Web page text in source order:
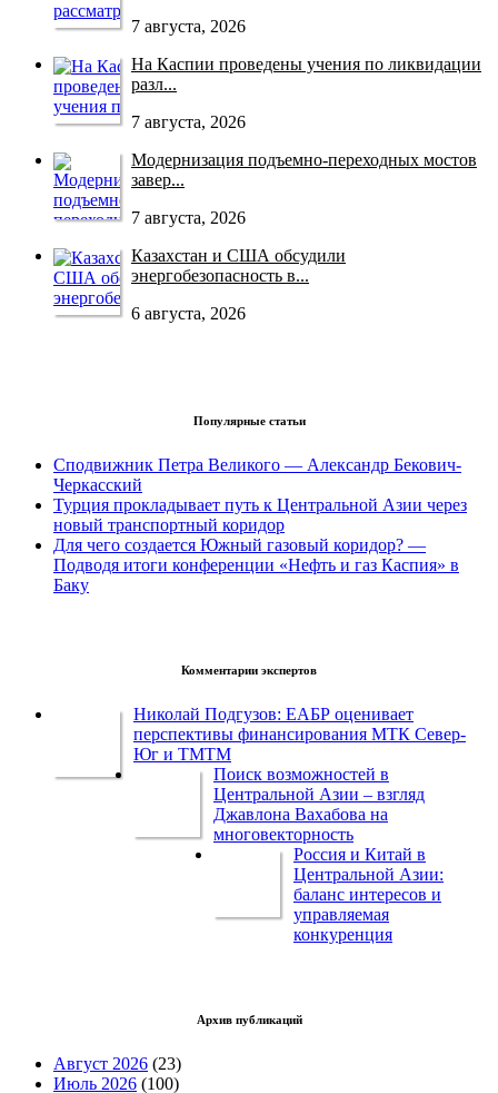
7 августа, 2026
На Каспии проведены учения по ликвидации
разл...
7 августа, 2026
Модернизация подъемно-переходных мостов
завер...
7 августа, 2026
Казахстан и США обсудили
энергобезопасность в...
6 августа, 2026
Популярные статьи
Сподвижник Петра Великого — Александр Бекович-
Черкасский
Турция прокладывает путь к Центральной Азии через
новый транспортный коридор
Для чего создается Южный газовый коридор? —
Подводя итоги конференции «Нефть и газ Каспия» в
Баку
Комментарии экспертов
Николай Подгузов: ЕАБР оценивает
перспективы финансирования МТК Север-
Юг и ТМТМ
Поиск возможностей в
Центральной Азии – взгляд
Джавлона Вахабова на
многовекторность
Россия и Китай в
Центральной Азии:
баланс интересов и
управляемая
конкуренция
Архив публикаций
Август 2026 (23)
Июль 2026 (100)